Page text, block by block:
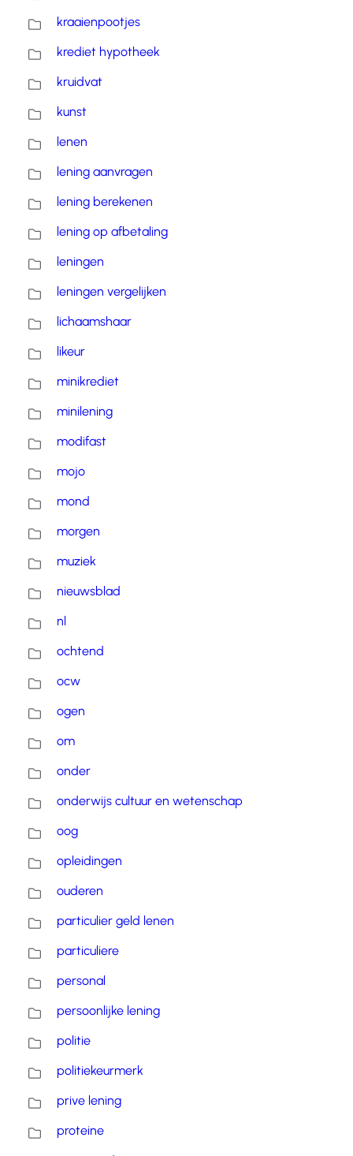
kraaienpootjes
krediet hypotheek
kruidvat
kunst
lenen
lening aanvragen
lening berekenen
lening op afbetaling
leningen
leningen vergelijken
lichaamshaar
likeur
minikrediet
minilening
modifast
mojo
mond
morgen
muziek
nieuwsblad
nl
ochtend
ocw
ogen
om
onder
onderwijs cultuur en wetenschap
oog
opleidingen
ouderen
particulier geld lenen
particuliere
personal
persoonlijke lening
politie
politiekeurmerk
prive lening
proteine